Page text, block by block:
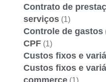
Contrato de
serviços(1)
Controle de gastos
CPF(1)
Custos fixos e
Custos fixos e
commerce(1)